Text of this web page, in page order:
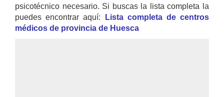
psicotécnico necesario. Si buscas la lista completa la
puedes encontrar aquí:
Lista completa de centros
médicos de provincia de Huesca